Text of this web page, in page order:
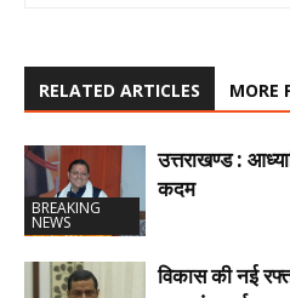
RELATED ARTICLES MORE
BREAKING
NEWS
उत्तराखण्ड :
कदम
विकास की नई